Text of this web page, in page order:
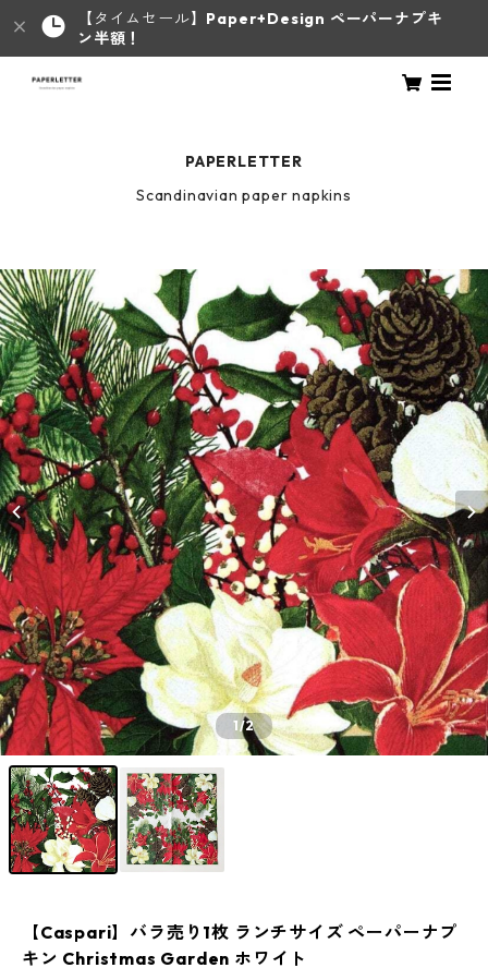
【タイムセール】 Paper+Design ペーパーナプキ
ン半額！
PAPERLETTER
Scandinavian paper napkins
1/2
【Caspari】バラ売り1枚 ランチサイズ ペーパーナプ
キン Christmas Garden ホワイト